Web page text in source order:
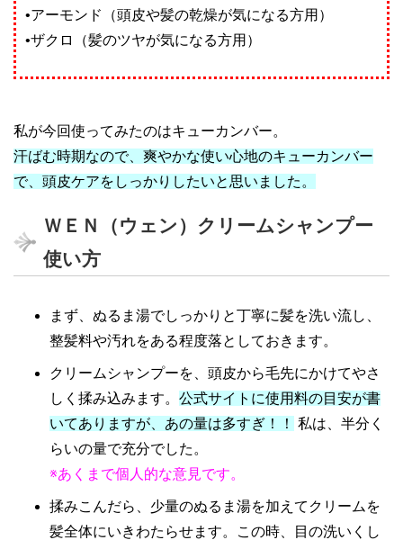
•アーモンド（頭皮や髪の乾燥が気になる方用）
•ザクロ（髪のツヤが気になる方用）
私が今回使ってみたのはキューカンバー。
汗ばむ時期なので、爽やかな使い心地のキューカンバー
で、頭皮ケアをしっかりしたいと思いました。
ＷＥＮ（ウェン）クリームシャンプー
使い方
まず、ぬるま湯でしっかりと丁寧に髪を洗い流し、
整髪料や汚れをある程度落としておきます。
クリームシャンプーを、頭皮から毛先にかけてやさ
しく揉み込みます。 公式サイトに使用料の目安が書
いてありますが、あの量は多すぎ！！
私は、半分く
らいの量で充分でした。
※あくまで個人的な意見です。
揉みこんだら、少量のぬるま湯を加えてクリームを
髪全体にいきわたらせます。この時、目の洗いくし